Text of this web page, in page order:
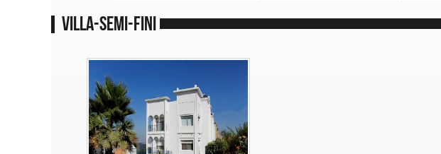
villa-semi-fini